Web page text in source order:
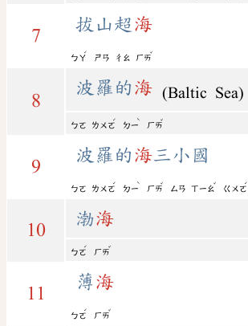
7
拔山超 海
ㄅㄚ
ˊ
ㄕㄢ ㄔㄠ ㄏㄞ
ˇ
8
波羅的 海 (Baltic Sea)
ㄅㄛ ㄌㄨㄛ
ˊ
ㄉㄧ
ˋ
ㄏㄞ
ˇ
9
波羅的 海三小國
ㄅㄛ ㄌㄨㄛ
ˊ
ㄉㄧ
ˋ
ㄏㄞ
ˇ
ㄙㄢ ㄒㄧㄠ
ˇ
ㄍㄨㄛ
ˊ
10
渤海
ㄅㄛ
ˊ
ㄏㄞ
ˇ
11
薄 海
ㄅㄛ
ˊ
ㄏㄞ
ˇ